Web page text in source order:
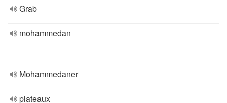
Grab
mohammedan
Mohammedaner
plateaux